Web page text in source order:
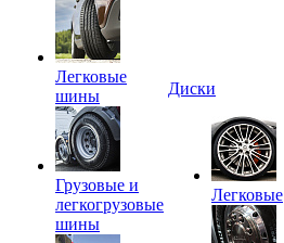
Легковые
шины
Грузовые и
легкогрузовые
шины
Диски
Легковые